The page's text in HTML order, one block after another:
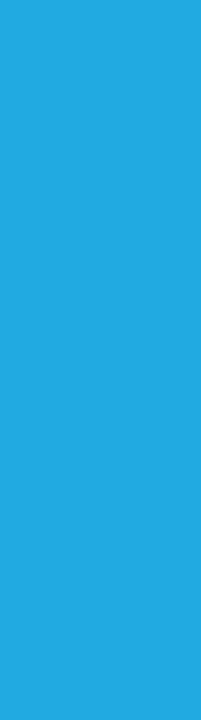
atelier
> Venez tester
d'échassière !
techniques
dans un moment
atelier
> Durant cet
bricoler
L'occasion de
atelier
> Dans cet atelier,